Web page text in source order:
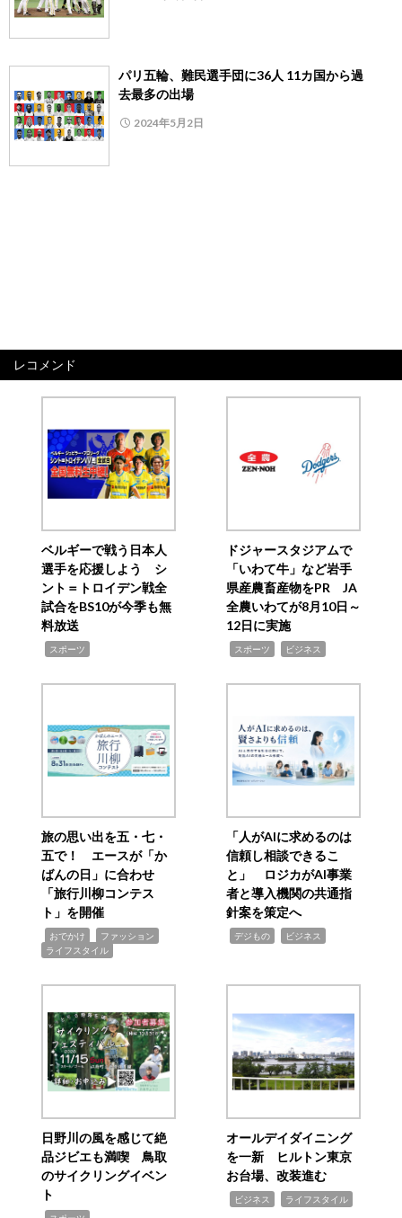
パリ五輪、難民選手団に36人 11カ国から過
去最多の出場
2024年5月2日
レコメンド
ベルギーで戦う日本人
選手を応援しよう シ
ント＝トロイデン戦全
試合をBS10が今季も無
料放送
スポーツ
ドジャースタジアムで
「いわて牛」など岩手
県産農畜産物をPR JA
全農いわてが8月10日～
12日に実施
スポーツ ビジネス
旅の思い出を五・七・
五で！ エースが「か
ばんの日」に合わせ
「旅行川柳コンテス
ト」を開催
おでかけ ファッション
ライフスタイル
「人がAIに求めるのは
信頼し相談できるこ
と」 ロジカがAI事業
者と導入機関の共通指
針案を策定へ
デジもの ビジネス
日野川の風を感じて絶
品ジビエも満喫 鳥取
のサイクリングイベン
ト
オールデイダイニング
を一新 ヒルトン東京
お台場、改装進む
ビジネス ライフスタイル